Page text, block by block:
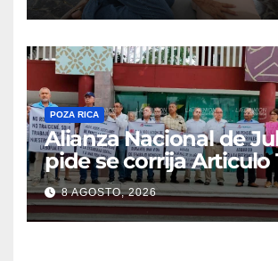
POZA RICA
Alianza Nacional de
pide se corrija Articulo
8 AGOSTO, 2026